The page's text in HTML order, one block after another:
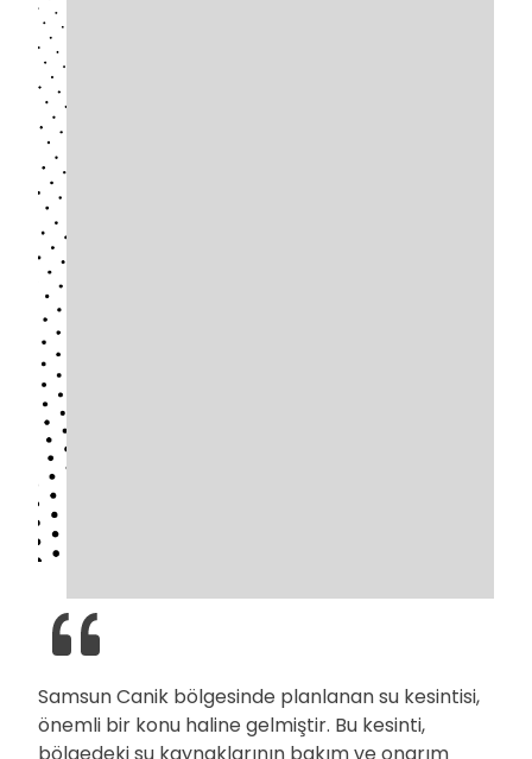
Samsun Canik bölgesinde planlanan su kesintisi,
önemli bir konu haline gelmiştir. Bu kesinti,